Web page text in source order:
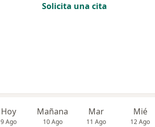
Solicita una cita
Hoy
9 Ago
Mañana
10 Ago
Mar
11 Ago
Mié
12 Ago